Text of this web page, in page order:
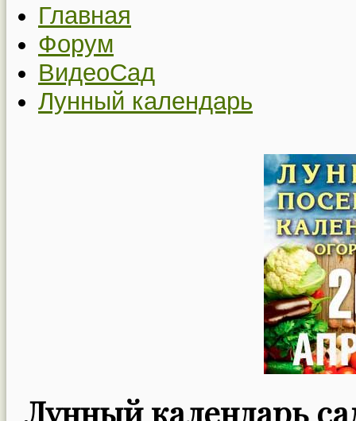
Главная
Форум
ВидеоСад
Лунный календарь
Лунный календарь